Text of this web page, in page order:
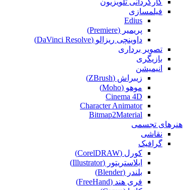
فیلمسازی
Edius
پریمیر (Premiere)
داوینچی ریزالو (DaVinci Resolve)
تصویر برداری
بازیگری
انیمیشن
زیبراش (ZBrush)
موهو (Moho)
Cinema 4D
Character Animator
Bitmap2Material
هنرهای تجسمی
نقاشی‌
گرافیک
کورل (CorelDRAW)
ایلاستریتور (Illustrator)
بلندر (Blender)
فری هند (FreeHand)